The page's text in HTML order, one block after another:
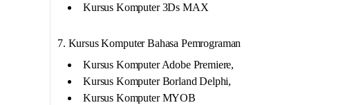
Kursus Komputer 3Ds MAX
7. Kursus Komputer Bahasa Pemrograman
Kursus Komputer Adobe Premiere,
Kursus Komputer Borland Delphi,
Kursus Komputer MYOB